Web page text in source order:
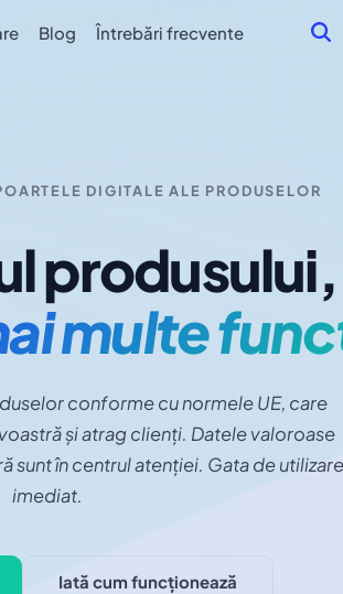
Blog Întrebări frecvente
DIGITALE ALE PRODUSELOR
produsului,
multe
conforme cu normele UE, care
și atrag clienți. Datele valoroase
sunt în centrul atenției. Gata de utilizare
imediat.
Iată cum funcționează